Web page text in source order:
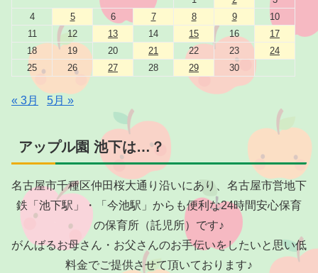
4
5 6 7 8 9
10
11
12 13 14 15 16
17
18
19 20 21 22 23
24
25
26 27 28 29 30
« 3月 5月 »
アップル園 池下は…？
名古屋市千種区仲田桜大通り沿いにあり、名古屋市営地下
鉄「池下駅」・「今池駅」からも便利な24時間安心保育
の保育所（託児所）です♪
がんばるお母さん・お父さんのお手伝いをしたいと思い低
料金でご提供させて頂いております♪